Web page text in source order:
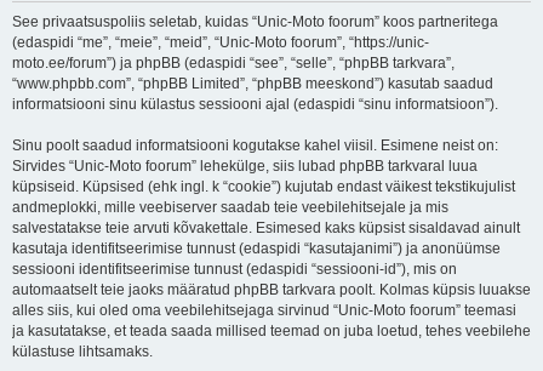
See privaatsuspoliis seletab, kuidas “Unic-Moto foorum” koos partneritega
(edaspidi “me”, “meie”, “meid”, “Unic-Moto foorum”, “https://unic-
moto.ee/forum”) ja phpBB (edaspidi “see”, “selle”, “phpBB tarkvara”,
“www.phpbb.com”, “phpBB Limited”, “phpBB meeskond”) kasutab saadud
informatsiooni sinu külastus sessiooni ajal (edaspidi “sinu informatsioon”).
Sinu poolt saadud informatsiooni kogutakse kahel viisil. Esimene neist on:
Sirvides “Unic-Moto foorum” lehekülge, siis lubad phpBB tarkvaral luua
küpsiseid. Küpsised (ehk ingl. k “cookie”) kujutab endast väikest tekstikujulist
andmeplokki, mille veebiserver saadab teie veebilehitsejale ja mis
salvestatakse teie arvuti kõvakettale. Esimesed kaks küpsist sisaldavad ainult
kasutaja identifitseerimise tunnust (edaspidi “kasutajanimi”) ja anonüümse
sessiooni identifitseerimise tunnust (edaspidi “sessiooni-id”), mis on
automaatselt teie jaoks määratud phpBB tarkvara poolt. Kolmas küpsis luuakse
alles siis, kui oled oma veebilehitsejaga sirvinud “Unic-Moto foorum” teemasi
ja kasutatakse, et teada saada millised teemad on juba loetud, tehes veebilehe
külastuse lihtsamaks.